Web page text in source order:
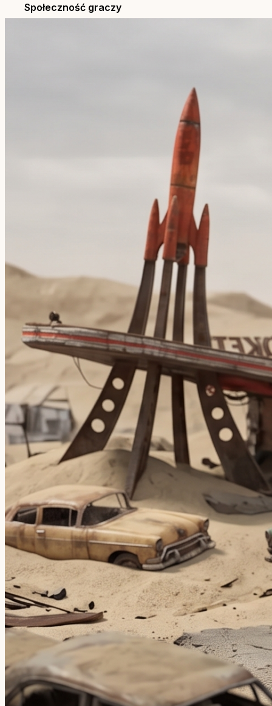
Społeczność graczy